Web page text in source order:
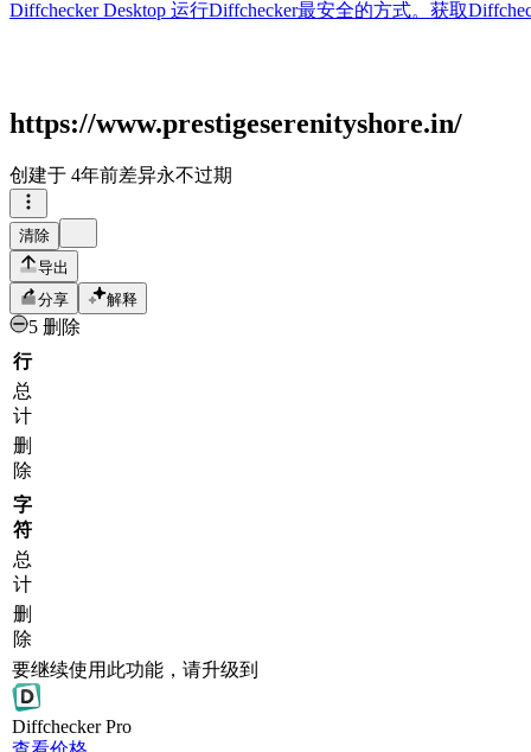
Diffchecker Desktop 运行Diffchecker最安全的方式。获取
https://www.prestigeserenityshore.in/
创建于 4年前差异永不过期
清除
导出
分享
解释
5 删除
行
总
计
删
除
字
符
总
计
删
除
要继续使用此功能，请升级到
DiffcheckerPro